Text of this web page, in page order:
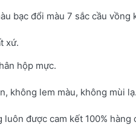
bạc đổi màu 7 sắc cầu vồng
xứ.
hộp mực.
không lem màu, không mùi
luôn được cam kết 100%